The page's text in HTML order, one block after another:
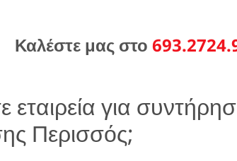
Καλέστε μας στο
εταιρεία για
Περισσός;